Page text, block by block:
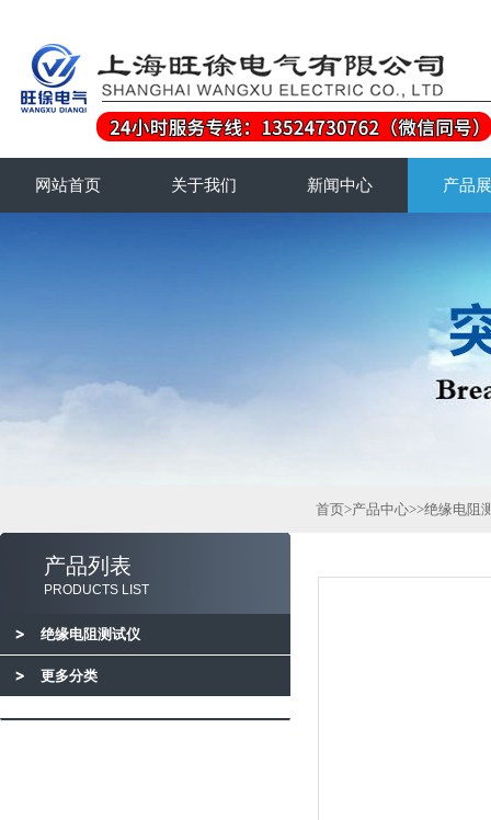
网站首页 关于我们 新闻中心 产品
产品列表
PRODUCTS LIST
绝缘电阻测试仪
更多分类
首页>产品中心>>绝缘电阻